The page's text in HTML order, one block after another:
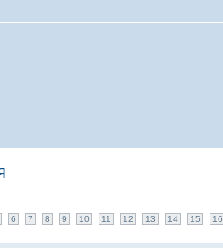
6 7 8 9 10 11 12 13 14 15 16